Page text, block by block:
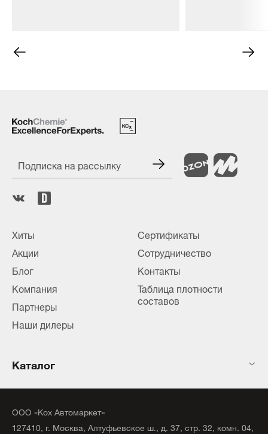
Подписка на рассылку
Хиты
Акции
Блог
Компания
Партнеры
Наши дилеры
Сертификаты
Сотрудничество
Контакты
Таблица плотности
составов
Каталог
ООО «Кох Автомаркет»
127410, г. Москва, Алтуфьевское ш., д. 37, стр. 32, комн. 04,